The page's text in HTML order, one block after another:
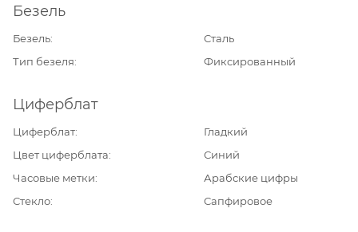
Безель
Безель
Сталь
Тип безеля
Фиксированный
Циферблат
Циферблат
Гладкий
Цвет циферблата
Синий
Часовые метки
Арабские цифры
Стекло
Сапфировое